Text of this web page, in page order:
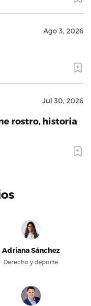
Ago 3, 2026
Jul 30, 2026
rostro, historia
Adriana Sánchez
Derecho y deporte